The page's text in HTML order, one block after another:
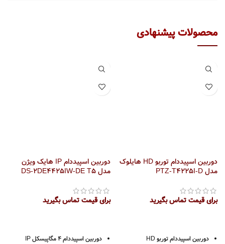
دوربین اسپیددام توربو HD هایلوک
مدل PTZ-T4225I-D
برای قیمت تماس بگیرید
دوربین اسپیددام توربو HD
دوربین اسپیددام IP هایک ویژن
مدل DS-2DE4425IW-DE T5
برای قیمت تماس بگیرید
دوربین اسپیددام 4 مگاپیسکل IP